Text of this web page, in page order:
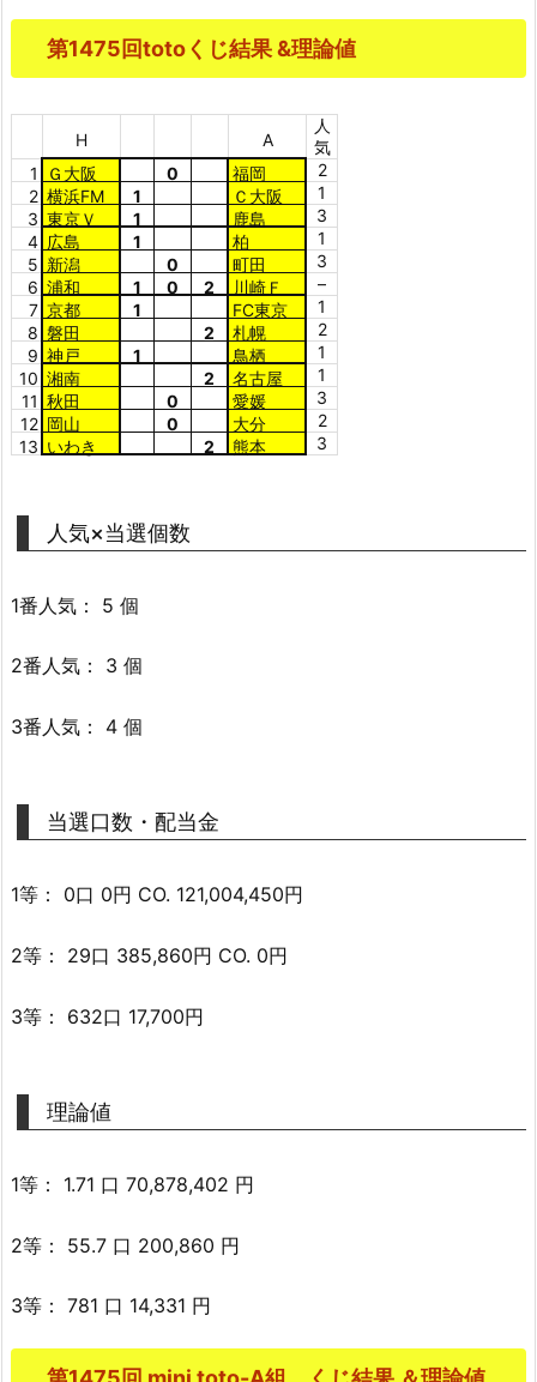
第1475回totoくじ結果 &理論値
H A
人
気
1
Ｇ大阪 0 福岡
2
2 横浜FM 1 Ｃ大阪
1
3 東京Ｖ 1 鹿島
3
4 広島 1 柏
1
5 新潟 0 町田
3
6 浦和 1 0 2 川崎Ｆ
–
7 京都 1 FC東京
1
8 磐田 2 札幌
2
9 神戸 1 鳥栖
1
10 湘南 2 名古屋
1
11 秋田 0 愛媛
3
12 岡山 0 大分
2
13 いわき 2 熊本 3
人気×当選個数
1番人気： 5 個
2番人気： 3 個
3番人気： 4 個
当選口数・配当金
1等： 0口 0円 CO. 121,004,450円
2等： 29口 385,860円 CO. 0円
3等： 632口 17,700円
理論値
1等： 1.71 口 70,878,402 円
2等： 55.7 口 200,860 円
3等： 781 口 14,331 円